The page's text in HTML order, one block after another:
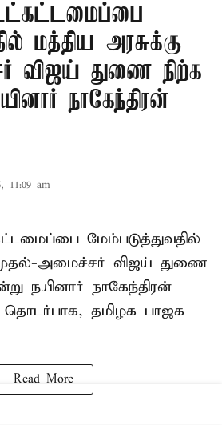
மத்திய அரசுக்கு
விஜய் துணை நிற்க
நாகேந்திரன்
11:09 am
மேம்படுத்துவதில்
அமைச்சர் விஜய் துணை
நயினார் நாகேந்திரன்
தொடர்பாக, தமிழக பாஜக
Read More